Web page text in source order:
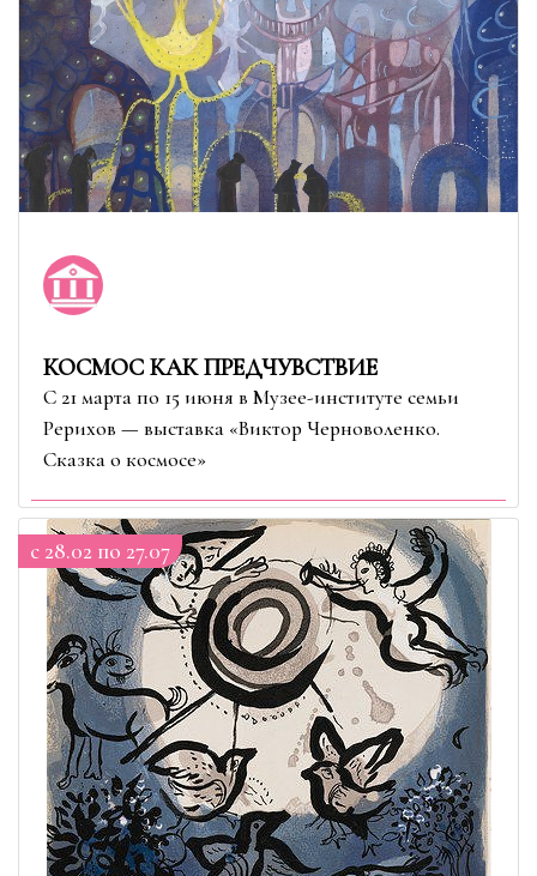
КОСМОС КАК ПРЕДЧУВСТВИЕ
С 21 марта по 15 июня в Музее-институте семьи
Рерихов — выставка «Виктор Черноволенко.
Сказка о космосе»
c 28.02 по 27.07